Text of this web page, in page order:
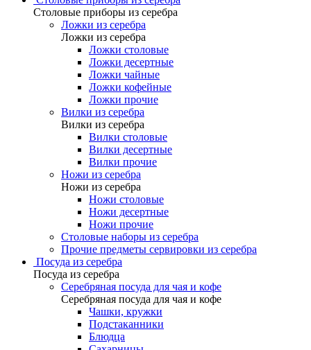
Столовые приборы из серебра
Ложки из серебра
Ложки из серебра
Ложки столовые
Ложки десертные
Ложки чайные
Ложки кофейные
Ложки прочие
Вилки из серебра
Вилки из серебра
Вилки столовые
Вилки десертные
Вилки прочие
Ножи из серебра
Ножи из серебра
Ножи столовые
Ножи десертные
Ножи прочие
Столовые наборы из серебра
Прочие предметы сервировки из серебра
Посуда из серебра
Посуда из серебра
Серебряная посуда для чая и кофе
Серебряная посуда для чая и кофе
Чашки, кружки
Подстаканники
Блюдца